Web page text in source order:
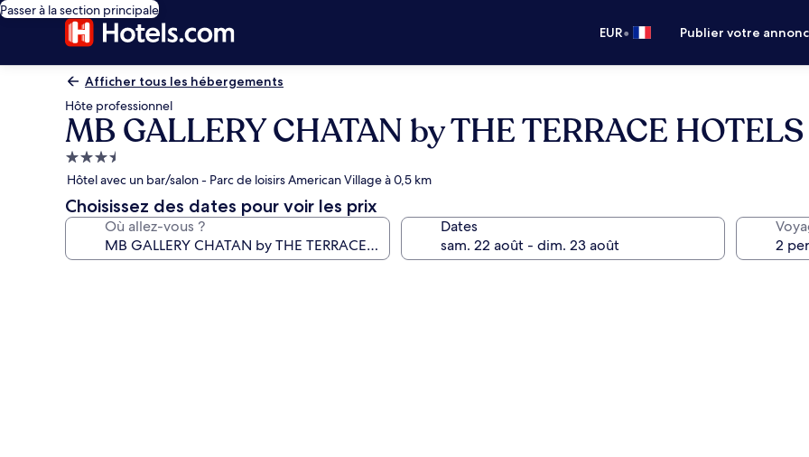
Passer à la section principale
EUR• Publier votre
Afficher tous les hébergements
Hôte professionnel
MB GALLERY CHATAN by THE TERRACE HOTELS
Hébergement
3.5 étoiles
Hôtel avec un bar/salon - Parc de loisirs American Village à 0,5 km
Choisissez des dates pour voir les prix
Où allez-vous ? Dates